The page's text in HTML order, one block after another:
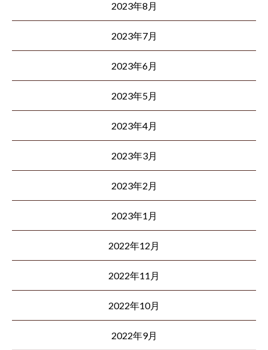
2023年8月
2023年7月
2023年6月
2023年5月
2023年4月
2023年3月
2023年2月
2023年1月
2022年12月
2022年11月
2022年10月
2022年9月